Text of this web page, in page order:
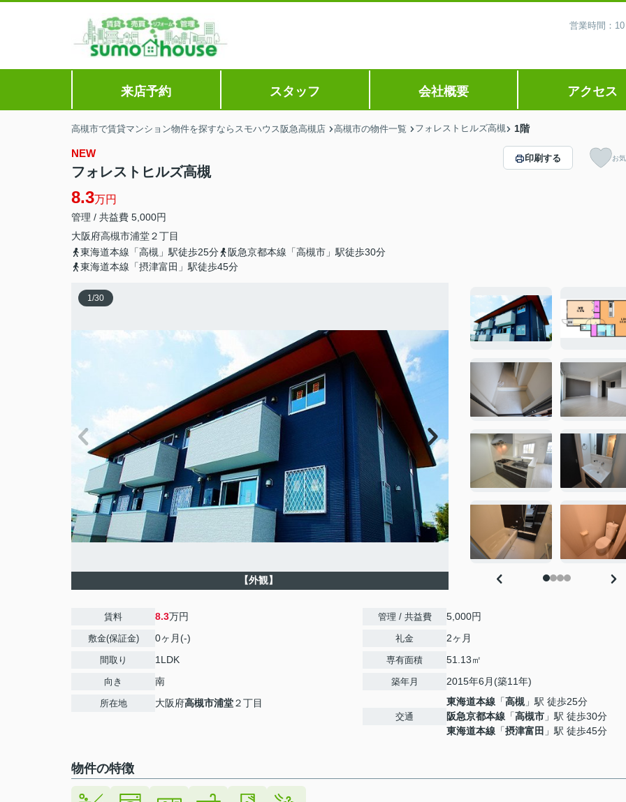
営業時間：
来店予約 スタッフ 会社概要 アクセス
高槻市で賃貸マンション物件を探すならスモハウス阪急高槻店 高槻市の物件一覧 フォレストヒルズ高槻 1階
NEW
フォレストヒルズ高槻
8.3万円
管理 / 共益費 5,000円
大阪府高槻市浦堂２丁目
東海道本線「高槻」駅徒歩25分
阪急京都本線「高槻市」駅徒歩30分
東海道本線「摂津富田」駅徒歩45分
印刷する お
1/30
【外観】
賃料 8.3万円
敷金(保証金) 0ヶ月(-)
間取り 1LDK
向き 南
所在地 大阪府高槻市浦堂２丁目
管理 / 共益費 5,000円
礼金 2ヶ月
専有面積 51.13㎡
築年月 2015年6月(築11年)
交通
東海道本線 「高槻 」駅 徒歩25分
阪急京都本線 「高槻市 」駅 徒歩30分
東海道本線 「摂津富田 」駅 徒歩45分
物件の特徴